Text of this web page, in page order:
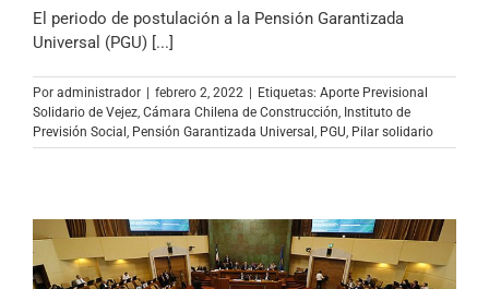
El periodo de postulación a la Pensión Garantizada
Universal (PGU) [...]
Por administrador | febrero 2, 2022 | Etiquetas: Aporte Previsional
Solidario de Vejez Cámara Chilena de Construcción Instituto de
Previsión Social Pensión Garantizada Universal PGU Pilar solidario